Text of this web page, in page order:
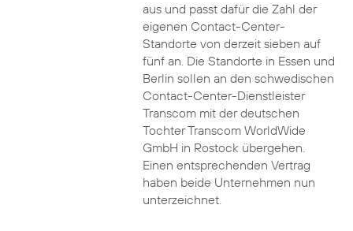
aus und passt dafür die Zahl der
eigenen Contact-Center-
Standorte von derzeit sieben auf
fünf an. Die Standorte in Essen und
Berlin sollen an den schwedischen
Contact-Center-Dienstleister
Transcom mit der deutschen
Tochter Transcom WorldWide
GmbH in Rostock übergehen.
Einen entsprechenden Vertrag
haben beide Unternehmen nun
unterzeichnet.